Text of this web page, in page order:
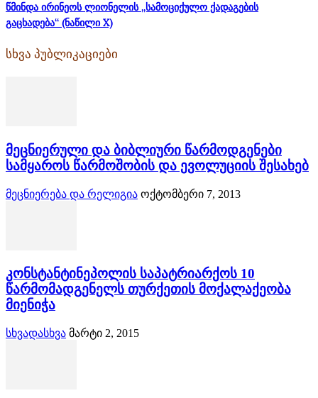
წმინდა ირინეოს ლიონელის „სამოციქულო ქადაგების
გაცხადება“ (ნაწილი X)
სხვა პუბლიკაციები
მეცნიერული და ბიბლიური წარმოდგენები
სამყაროს წარმოშობის და ევოლუციის შესახებ
მეცნიერება და რელიგია ოქტომბერი 7, 2013
კონსტანტინეპოლის საპატრიარქოს 10
წარმომადგენელს თურქეთის მოქალაქეობა
მიენიჭა
სხვადასხვა მარტი 2, 2015